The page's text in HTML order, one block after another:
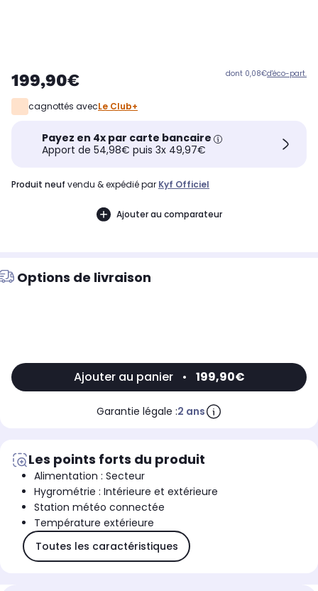
199,90€ dont 0,08€d'éco-part.
cagnottés avecLe Club+
Payez en 4x par carte bancaire
Apport de 54,98€ puis 3x 49,97€
produit neuf vendu & expédié par Kyf Officiel
Ajouter au comparateur
Options de livraison
Ajouter au panier • 199,90€
Garantie légale :2 ans
Les points forts du produit
Alimentation : Secteur
Hygrométrie : Intérieure et extérieure
Station météo connectée
Température extérieure
Toutes les caractéristiques